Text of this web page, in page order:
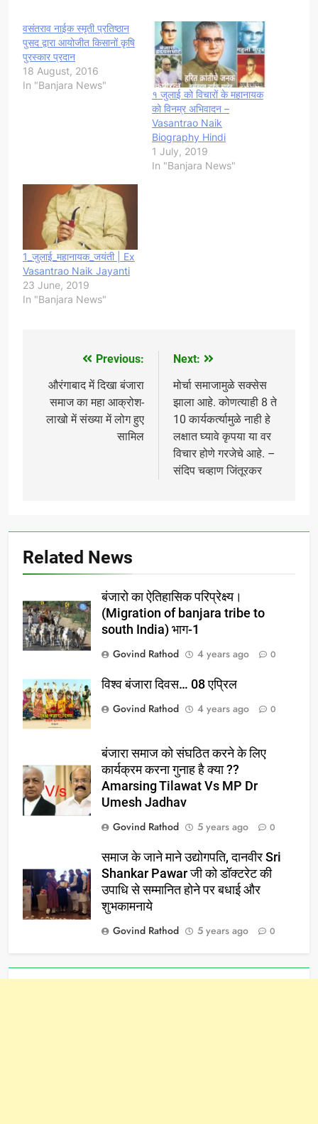
​वसंतराव नाईक स्मृती प्रतिष्ठान
पुसद द्वारा आयोजीत किसानों कृषि
पुरस्कार प्रदान
18 August, 2016
In "Banjara News"
१ जुलाई को विचारों के महानायक
को विनम्र अभिवादन –
Vasantrao Naik
Biography Hindi
1 July, 2019
In "Banjara News"
1_जुलाई_महानायक_जयंती | Ex
Vasantrao Naik Jayanti
23 June, 2019
In "Banjara News"
navigation
Previous:
औरंगाबाद में दिखा बंजारा
समाज का महा आक्रोश-
लाखो में संख्या में लोग हुए
सामिल
Next:
मोर्चा समाजामुळे सक्सेस
झाला आहे. कोणत्याही 8 ते
10 कार्यकर्त्यामुळे नाही हे
लक्षात घ्यावे कृपया या वर
विचार होणे गरजेचे आहे. –
संदिप चव्हाण जिंतूरकर
Related News
बंजारो का ऐतिहासिक परिप्रेक्ष्य।
(Migration of banjara tribe to
south India) भाग-1
Govind Rathod
4 years ago 0
विश्व बंजारा दिवस… 08 एप्रिल
Govind Rathod
4 years ago 0
बंजारा समाज को संघठित करने के लिए
कार्यक्रम करना गुनाह है क्या ??
Amarsing Tilawat Vs MP Dr
Umesh Jadhav
Govind Rathod
5 years ago 0
समाज के जाने माने उद्योगपति, दानवीर Sri
Shankar Pawar जी को डॉक्टरेट की
उपाधि से सम्मानित होने पर बधाई और
शुभकामनाये
Govind Rathod
5 years ago 0